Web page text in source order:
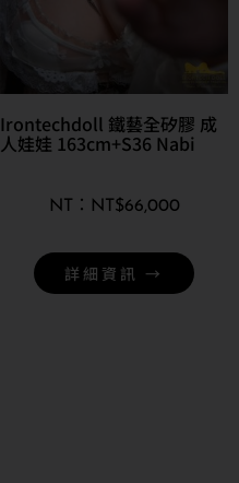
Irontechdoll 鐵藝全矽膠 成
人娃娃 163cm+S36 Nabi
NT$66,000
詳細資訊 →